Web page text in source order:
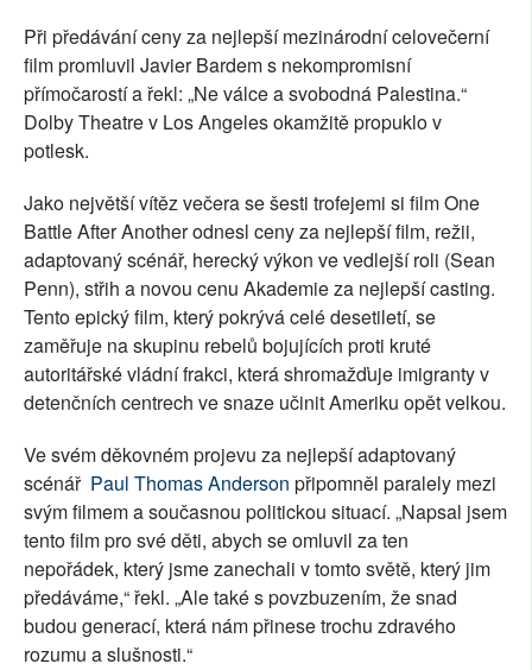
Při předávání ceny za nejlepší mezinárodní celovečerní
film promluvil Javier Bardem s nekompromisní
přímočarostí a řekl: „Ne válce a svobodná Palestina.“
Dolby Theatre v Los Angeles okamžitě propuklo v
potlesk.
Jako největší vítěz večera se šesti trofejemi si film One
Battle After Another odnesl ceny za nejlepší film, režii,
adaptovaný scénář, herecký výkon ve vedlejší roli (Sean
Penn), střih a novou cenu Akademie za nejlepší casting.
Tento epický film, který pokrývá celé desetiletí, se
zaměřuje na skupinu rebelů bojujících proti kruté
autoritářské vládní frakci, která shromažďuje imigranty v
detenčních centrech ve snaze učinit Ameriku opět velkou.
Ve svém děkovném projevu za nejlepší adaptovaný
scénář Paul Thomas Anderson připomněl paralely mezi
svým filmem a současnou politickou situací. „Napsal jsem
tento film pro své děti, abych se omluvil za ten
nepořádek, který jsme zanechali v tomto světě, který jim
předáváme,“ řekl. „Ale také s povzbuzením, že snad
budou generací, která nám přinese trochu zdravého
rozumu a slušnosti.“